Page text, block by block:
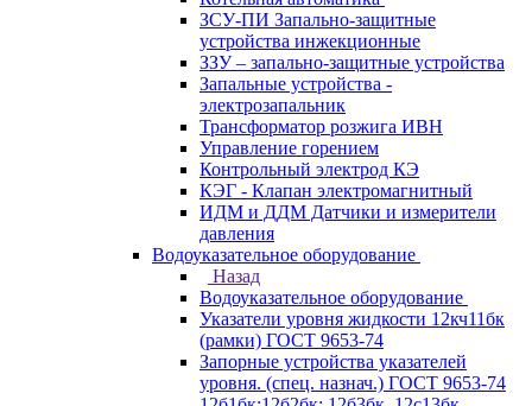
ЗСУ-ПИ Запально-защитные
устройства инжекционные
ЗЗУ – запально-защитные устройства
Запальные устройства -
электрозапальник
Трансформатор розжига ИВН
Управление горением
Контрольный электрод КЭ
КЭГ - Клапан электромагнитный
ИДМ и ДДМ Датчики и измерители
давления
Водоуказательное оборудование
Назад
Водоуказательное оборудование
Указатели уровня жидкости 12кч11бк
(рамки) ГОСТ 9653-74
Запорные устройства указателей
уровня. (спец. назнач.) ГОСТ 9653-74